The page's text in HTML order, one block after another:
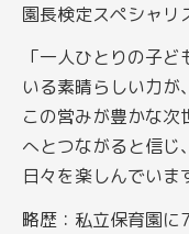
園長検定スペシャリ
「一人ひとりの子
いる素晴らしい力が
この営みが豊かな次
へとつながると信じ
日々を楽しんでいま
略歴：私立保育園